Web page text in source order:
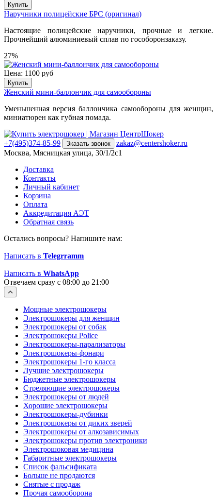
Купить
Наручники полицейские БРС (оригинал)
Настоящие полицейские наручники, прочные и легкие.
Прочнейший алюминиевый сплав по гособоронзаказу.
27%
Цена: 1100 руб
Купить
Женский мини-баллончик для самообороны
Уменьшенная версия баллончика самообороны для женщин,
миниатюрен как губная помада.
+7(495)374-85-99 Зказать звонок
zakaz@centershoker.ru
Москва, Мясницкая улица, 30/1/2с1
Доставка
Контакты
Личный кабинет
Корзина
Оплата
Аккредитация АЭТ
Обратная связь
Остались вопросы? Напишите нам:
Написать в Telegrramm
Написать в WhatsApp
Отвечаем сразу с 08:00 до 21:00
Мощные электрошокеры
Электрошокеры для женщин
Электрошокеры от собак
Электрошокеры Police
Электрошокеры-парализаторы
Электрошокеры-фонари
Электрошокеры 1-го класса
Лучшие электрошокеры
Бюджетные электрошокеры
Стреляющие электрошокеры
Электрошокеры от людей
Хорошие электрошокеры
Электрошокеры-дубинки
Электрошокеры от диких зверей
Электрошокеры от алкозависимых
Электрошокеры против электроники
Электрошоковая медицина
Габаритные электрошокеры
Список фальсификата
Больше не продаются
Снятые с продаж
Прочая самооборона